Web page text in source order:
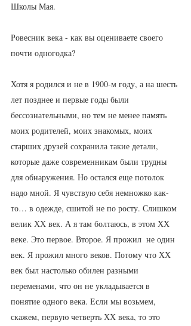
Школы Мая.
Ровесник века - как вы оцениваете своего
почти одногодка?
Хотя я родился и не в 1900-м году, а на шесть
лет позднее и первые годы были
бессознательными, но тем не менее память
моих родителей, моих знакомых, моих
старших друзей сохранила такие детали,
которые даже современникам были трудны
для обнаружения. Но остался еще потолок
надо мной. Я чувствую себя немножко как-
то… в одежде, сшитой не по росту. Слишком
велик ХХ век. А я там болтаюсь, в этом ХХ
веке. Это первое. Второе. Я прожил  не один
век. Я прожил много веков. Потому что ХХ
век был настолько обилен разными
переменами, что он не укладывается в
понятие одного века. Если мы возьмем,
скажем, первую четверть ХХ века, то это